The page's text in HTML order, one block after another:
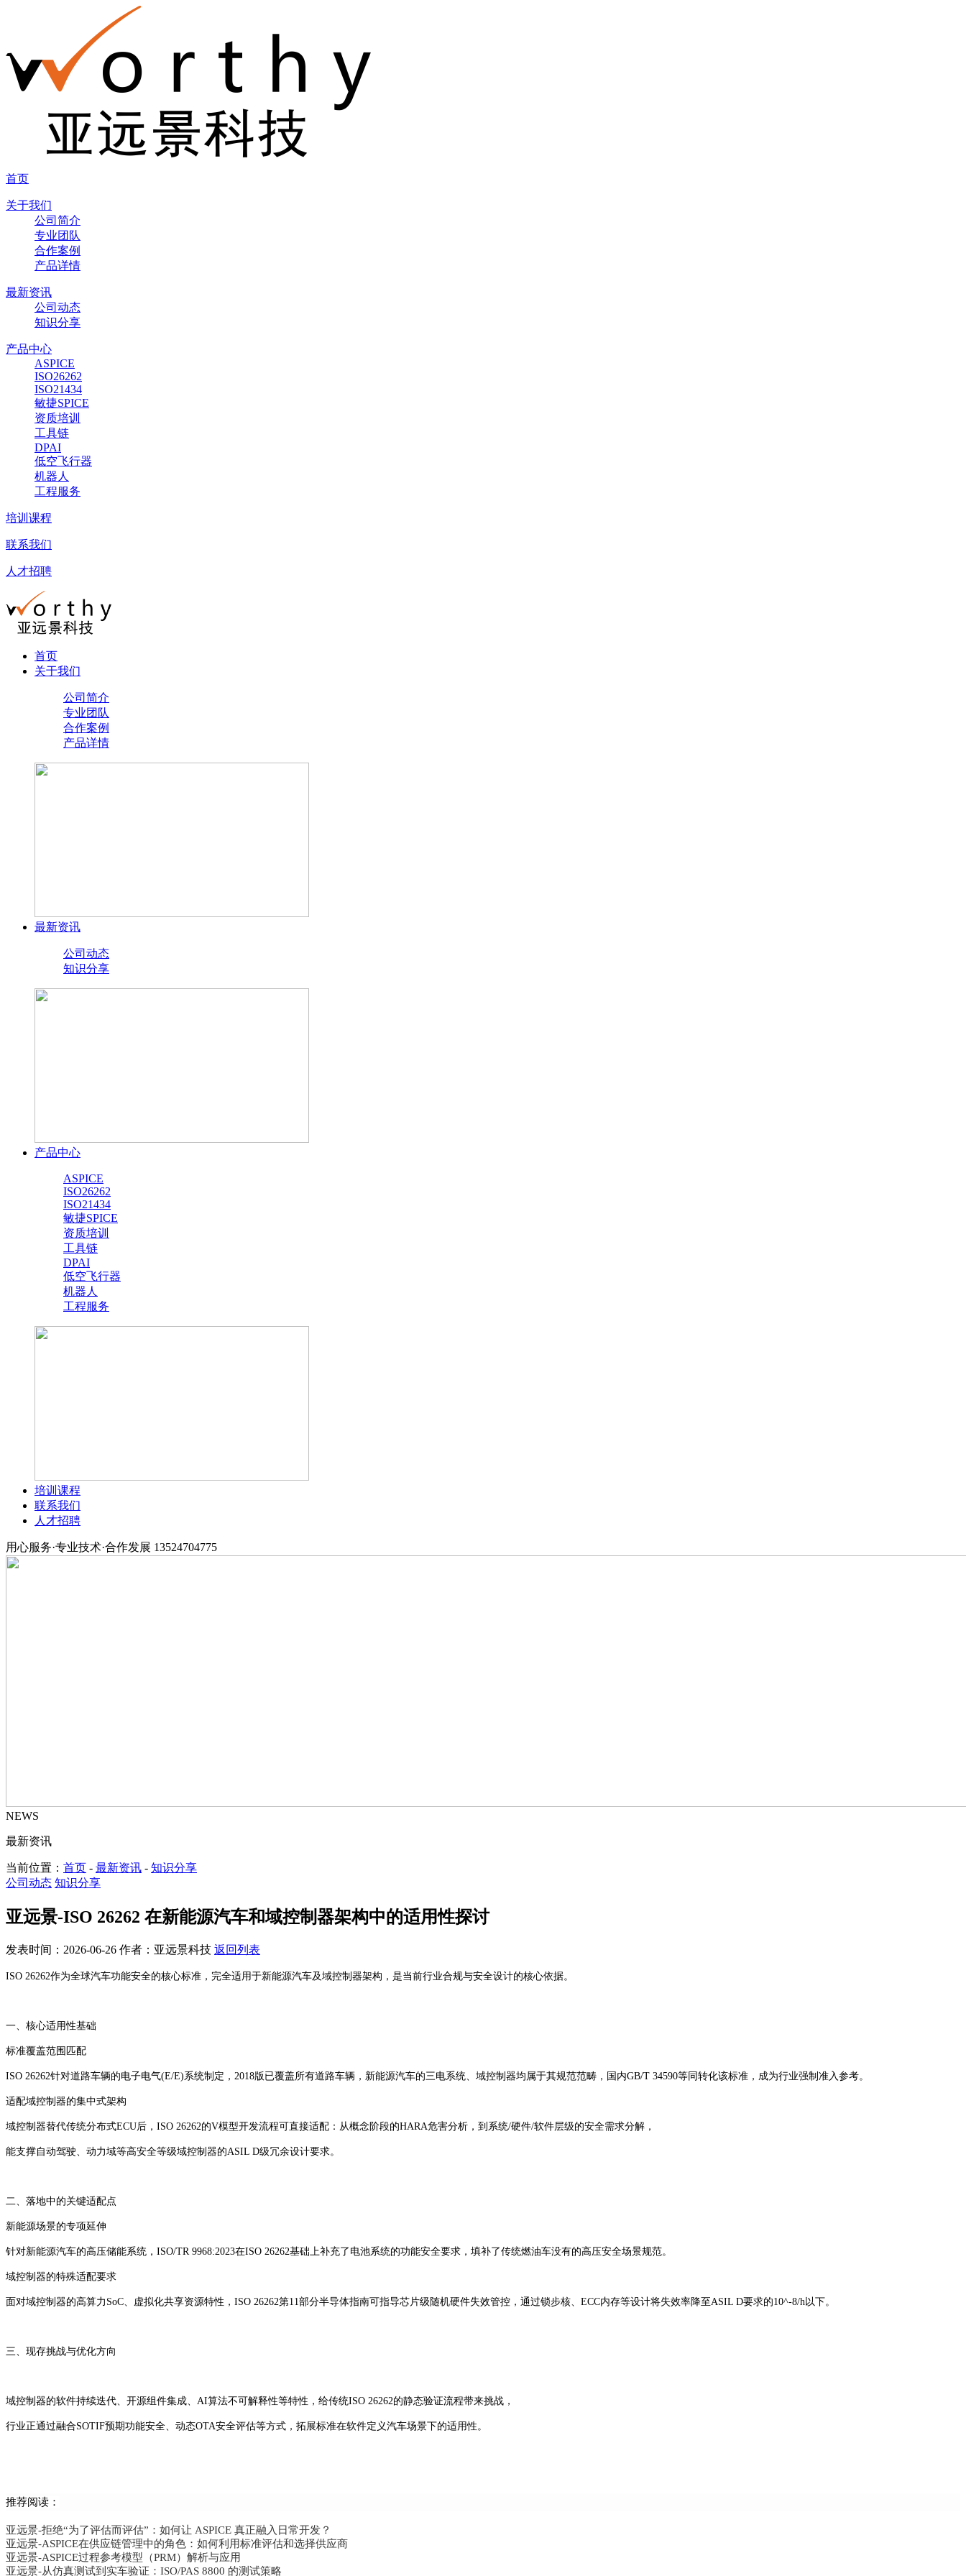
首页
关于我们
公司简介
专业团队
合作案例
产品详情
最新资讯
公司动态
知识分享
产品中心
ASPICE
ISO26262
ISO21434
敏捷SPICE
资质培训
工具链
DPAI
低空飞行器
机器人
工程服务
培训课程
联系我们
人才招聘
首页
关于我们
公司简介
专业团队
合作案例
产品详情
最新资讯
公司动态
知识分享
产品中心
ASPICE
ISO26262
ISO21434
敏捷SPICE
资质培训
工具链
DPAI
低空飞行器
机器人
工程服务
培训课程
联系我们
人才招聘
用心服务·专业技术·合作发展 13524704775
NEWS
最新资讯
当前位置： 首页 - 最新资讯 - 知识分享
公司动态 知识分享
亚远景-ISO 26262 在新能源汽车和域控制器架构中的适用性探讨
发表时间：2026-06-26 作者：亚远景科技 返回列表
ISO 26262作为全球汽车功能安全的核心标准，完全适用于新能源汽车及域控制器架构，是当前行业合规与安全设计的核心依据。
一、核心适用性基础
标准覆盖范围匹配‌
ISO 26262针对道路车辆的电子电气(E/E)系统制定，2018版已覆盖所有道路车辆，新能源汽车的三电系统、域控制器均属于其规范范畴，国内GB/T 34590等同转化该标准，成为行业强制准入参考。
适配域控制器的集中式架构‌
域控制器替代传统分布式ECU后，ISO 26262的V模型开发流程可直接适配：从概念阶段的HARA危害分析，到系统/硬件/软件层级的安全需求分解，
能支撑自动驾驶、动力域等高安全等级域控制器的ASIL D级冗余设计要求。
二、落地中的关键适配点
新能源场景的专项延伸‌
针对新能源汽车的高压储能系统，ISO/TR 9968:2023在ISO 26262基础上补充了电池系统的功能安全要求，填补了传统燃油车没有的高压安全场景规范。
域控制器的特殊适配要求‌
面对域控制器的高算力SoC、虚拟化共享资源特性，ISO 26262第11部分半导体指南可指导芯片级随机硬件失效管控，通过锁步核、ECC内存等设计将失效率降至ASIL D要求的10^-8/h以下。
三、现存挑战与优化方向
域控制器的软件持续迭代、开源组件集成、AI算法不可解释性等特性，给传统ISO 26262的静态验证流程带来挑战，
行业正通过融合SOTIF预期功能安全、动态OTA安全评估等方式，拓展标准在软件定义汽车场景下的适用性。
推荐阅读：
亚远景-拒绝“为了评估而评估”：如何让 ASPICE 真正融入日常开发？
亚远景-ASPICE在供应链管理中的角色：如何利用标准评估和选择供应商
亚远景-ASPICE过程参考模型（PRM）解析与应用
亚远景-从仿真测试到实车验证：ISO/PAS 8800 的测试策略